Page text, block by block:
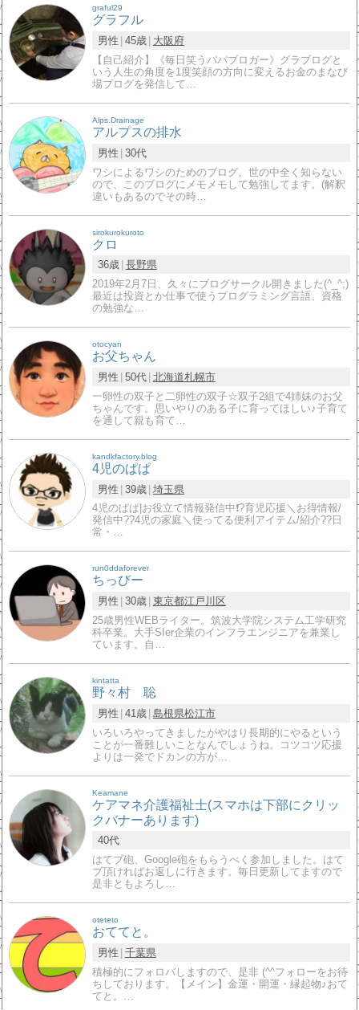
graful29
グラフル
男性 45歳
大阪府
【自己紹介】《毎日笑うパパブロガー》グラブログと
いう人生の角度を1度笑顔の方向に変えるお金のまなび
場ブログを発信して…
Alps.Drainage
アルプスの排水
男性 30代
ワシによるワシのためのブログ。世の中全く知らない
ので、このブログにメモメモして勉強してます。(解釈
違いもあるのでその時…
sirokurokuroto
クロ
36歳 長野県
2019年2月7日、久々にブログサークル開きました(^_^;)
最近は投資とか仕事で使うプログラミング言語、資格
の勉強な…
otocyan
お父ちゃん
男性 50代 北海道札幌市
一卵性の双子と二卵性の双子☆双子2組で4姉妹のお父
ちゃんです。思いやりのある子に育ってほしい♪子育て
を通して親も育て…
kandkfactory.blog
4児のぱぱ
男性 39歳 埼玉県
4児のぱぱ|お役立て情報発信中❗️?育児応援＼お得情報/
発信中??4児の家庭＼使ってる便利アイテム/紹介??日
常・…
run0ddaforever
ちっびー
男性 30歳 東京都江戸川区
25歳男性WEBライター。筑波大学院システム工学研究
科卒業。大手SIer企業のインフラエンジニアを兼業し
ています。自…
kintatta
野々村 聡
男性 41歳 島根県松江市
いろいろやってきましたがやはり長期的にやるという
ことが一番難しいことなんでしょうね。コツコツ応援
よりは一発でドカンの方が…
Keamane
ケアマネ介護福祉士(スマホは下部にクリッ
クバナーあります)
40代
はてブ砲、Google砲をもらうべく参加しました。はて
ブ頂ければお返しに行きます。毎日更新してますので
是非ともよろし…
oteteto
おててと。
男性 千葉県
積極的にフォロバしますので、是非 (^^フォローをお待
ちしております。【メイン】金運・開運・縁起物♪おて
てと。…